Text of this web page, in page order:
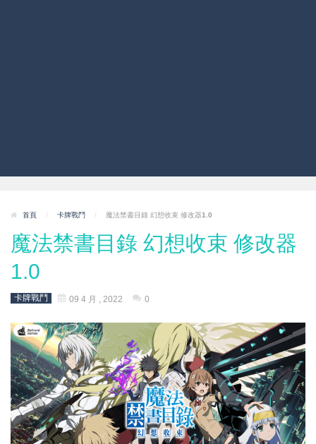
首頁 / 卡牌戰鬥 / 魔法禁書目錄 幻想收束 修改器1.0
魔法禁書目錄 幻想收束 修改器
1.0
卡牌戰鬥 09 4 月 , 2022 0